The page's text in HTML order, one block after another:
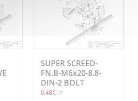
SUPER SCREED-
FN.B-M6x20-8.8-
DIN-2 BOLT
0,48€ HT